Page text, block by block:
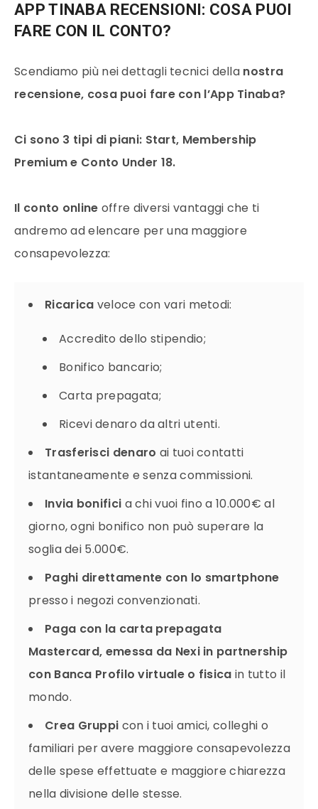
APP TINABA RECENSIONI: COSA PUOI
FARE CON IL CONTO?
Scendiamo più nei dettagli tecnici della nostra
recensione, cosa puoi fare con l’App Tinaba?
Ci sono 3 tipi di piani: Start, Membership
Premium e Conto Under 18.
Il conto online offre diversi vantaggi che ti
andremo ad elencare per una maggiore
consapevolezza:
Ricarica veloce con vari metodi:
Accredito dello stipendio;
Bonifico bancario;
Carta prepagata;
Ricevi denaro da altri utenti.
Trasferisci denaro ai tuoi contatti
istantaneamente e senza commissioni.
Invia bonifici a chi vuoi fino a 10.000€ al
giorno, ogni bonifico non può superare la
soglia dei 5.000€.
Paghi direttamente con lo smartphone
presso i negozi convenzionati.
Paga con la carta prepagata
Mastercard, emessa da Nexi in partnership
con Banca Profilo virtuale o fisica in tutto il
mondo.
Crea Gruppi con i tuoi amici, colleghi o
familiari per avere maggiore consapevolezza
delle spese effettuate e maggiore chiarezza
nella divisione delle stesse.